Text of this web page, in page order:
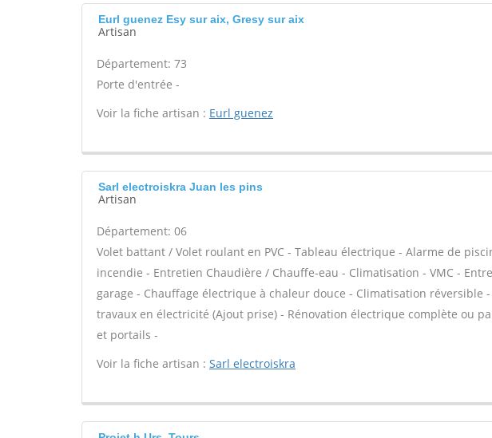
Eurl guenez Esy sur aix, Gresy sur aix
Artisan
Département: 73
Porte d'entrée -
Voir la fiche artisan : Eurl guenez
Sarl electroiskra Juan les pins
Artisan
Département: 06
Volet battant / Volet roulant en PVC - Tableau électrique - Alarme de
incendie - Entretien Chaudière / Chauffe-eau - Climatisation - VMC -
garage - Chauffage électrique à chaleur douce - Climatisation réversible
travaux en électricité (Ajout prise) - Rénovation électrique complète ou
et portails -
Voir la fiche artisan : Sarl electroiskra